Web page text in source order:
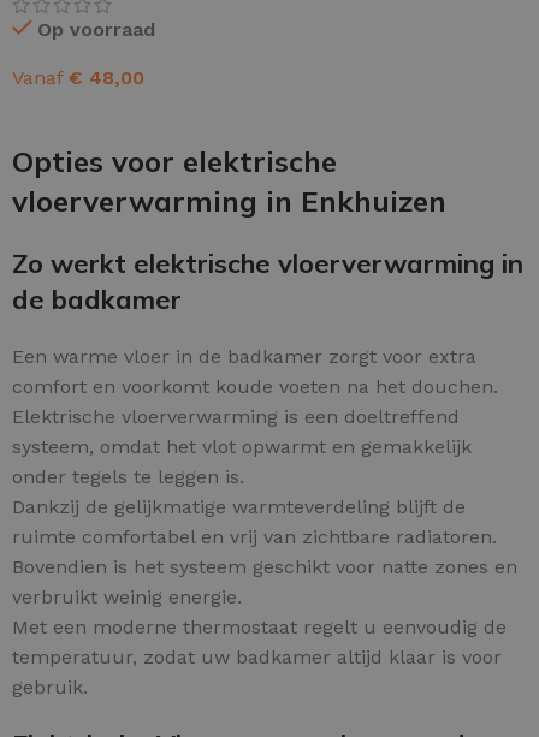
Op voorraad
Vanaf € 48,00
Opties voor elektrische
vloerverwarming in Enkhuizen
Zo werkt elektrische vloerverwarming in
de badkamer
Een warme vloer in de badkamer zorgt voor extra
comfort en voorkomt koude voeten na het douchen.
Elektrische vloerverwarming is een doeltreffend
systeem, omdat het vlot opwarmt en gemakkelijk
onder tegels te leggen is.
Dankzij de gelijkmatige warmteverdeling blijft de
ruimte comfortabel en vrij van zichtbare radiatoren.
Bovendien is het systeem geschikt voor natte zones en
verbruikt weinig energie.
Met een moderne thermostaat regelt u eenvoudig de
temperatuur, zodat uw badkamer altijd klaar is voor
gebruik.